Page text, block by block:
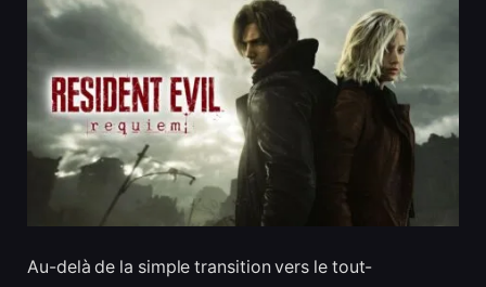
Au-delà de la simple transition vers le tout-